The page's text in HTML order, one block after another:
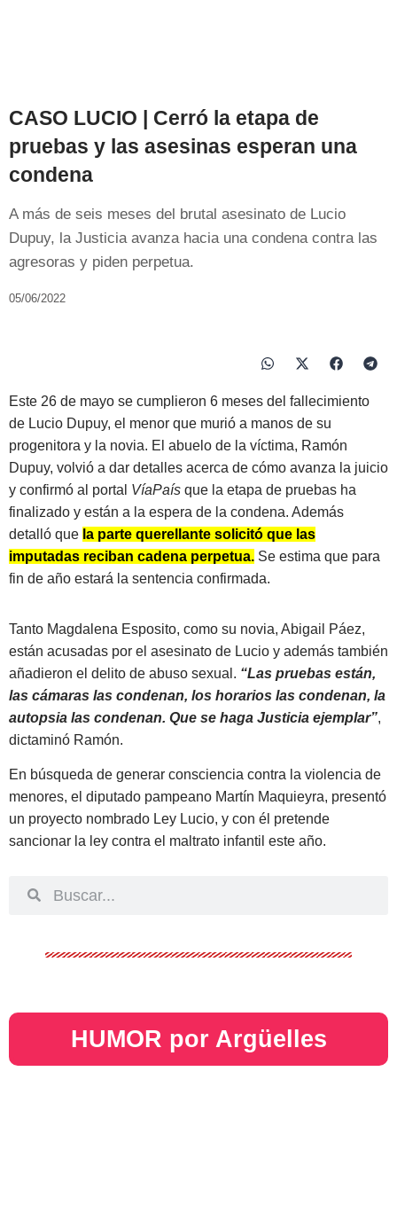
CASO LUCIO | Cerró la etapa de
pruebas y las asesinas esperan una
condena
A más de seis meses del brutal asesinato de Lucio
Dupuy, la Justicia avanza hacia una condena contra las
agresoras y piden perpetua.
05/06/2022
Este 26 de mayo se cumplieron 6 meses del fallecimiento
de Lucio Dupuy, el menor que murió a manos de su
progenitora y la novia. El abuelo de la víctima, Ramón
Dupuy, volvió a dar detalles acerca de cómo avanza la juicio
y confirmó al portal VíaPaís que la etapa de pruebas ha
finalizado y están a la espera de la condena. Además
detalló que la parte querellante solicitó que las
imputadas reciban cadena perpetua. Se estima que para
fin de año estará la sentencia confirmada.
Tanto Magdalena Esposito, como su novia, Abigail Páez,
están acusadas por el asesinato de Lucio y además también
añadieron el delito de abuso sexual. “Las pruebas están,
las cámaras las condenan, los horarios las condenan, la
autopsia las condenan. Que se haga Justicia ejemplar”,
dictaminó Ramón.
En búsqueda de generar consciencia contra la violencia de
menores, el diputado pampeano Martín Maquieyra, presentó
un proyecto nombrado Ley Lucio, y con él pretende
sancionar la ley contra el maltrato infantil este año.
HUMOR por Argüelles​